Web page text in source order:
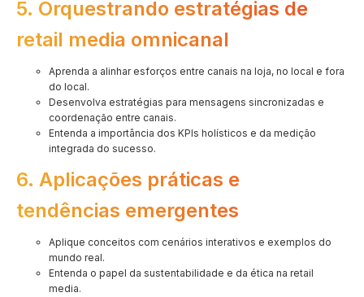
5. Orquestrando estratégias de
retail media omnicanal
Aprenda a alinhar esforços entre canais na loja, no local e fora
do local.
Desenvolva estratégias para mensagens sincronizadas e
coordenação entre canais.
Entenda a importância dos KPIs holísticos e da medição
integrada do sucesso.
6. Aplicações práticas e
tendências emergentes
Aplique conceitos com cenários interativos e exemplos do
mundo real.
Entenda o papel da sustentabilidade e da ética na retail
media.